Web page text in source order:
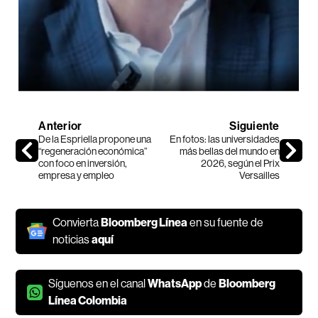
Anterior
De la Espriella propone una
“regeneración económica”
con foco en inversión,
empresa y empleo
Siguiente
En fotos: las universidades
más bellas del mundo en
2026, según el Prix
Versailles
ConviertaBloomberg Línea en su fuente de
noticiasaquí
Síguenos en el canalWhatsAppdeBloomberg
Línea Colombia